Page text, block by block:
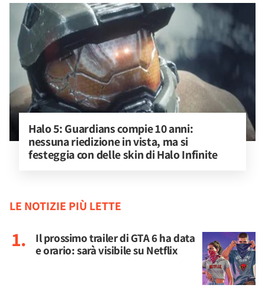
Halo 5: Guardians compie 10 anni:
nessuna riedizione in vista, ma si
festeggia con delle skin di Halo Infinite
LE NOTIZIE PIÙ LETTE
Il prossimo trailer di GTA 6 ha data
e orario: sarà visibile su Netflix